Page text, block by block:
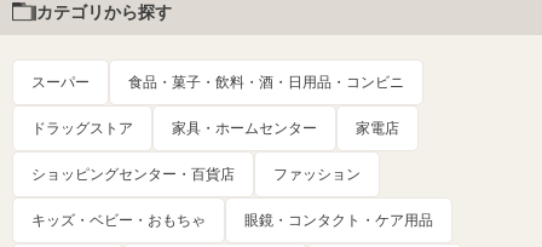
カテゴリから探す
スーパー 食品・菓子・飲料・酒・日用品・コンビニ
ドラッグストア 家具・ホームセンター 家電店
ショッピングセンター・百貨店 ファッション
キッズ・ベビー・おもちゃ 眼鏡・コンタクト・ケア用品